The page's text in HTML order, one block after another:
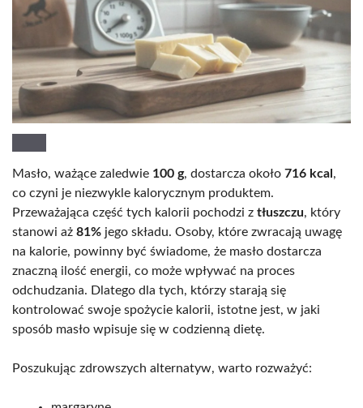
Masło, ważące zaledwie 100 g, dostarcza około 716 kcal ,
co czyni je niezwykle kalorycznym produktem.
Przeważająca część tych kalorii pochodzi z tłuszczu, który
stanowi aż 81% jego składu. Osoby, które zwracają uwagę
na kalorie, powinny być świadome, że masło dostarcza
znaczną ilość energii, co może wpływać na proces
odchudzania. Dlatego dla tych, którzy starają się
kontrolować swoje spożycie kalorii, istotne jest, w jaki
sposób masło wpisuje się w codzienną dietę.
Poszukując zdrowszych alternatyw, warto rozważyć: